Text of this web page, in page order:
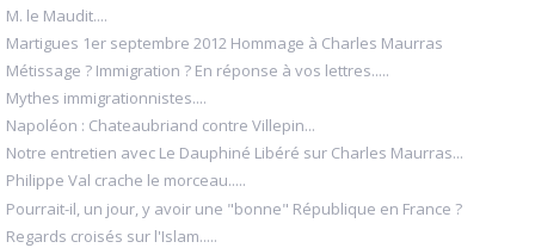
M. le Maudit....
Martigues 1er septembre 2012 Hommage à Charles Maurras
Métissage ? Immigration ? En réponse à vos lettres.....
Mythes immigrationnistes....
Napoléon : Chateaubriand contre Villepin...
Notre entretien avec Le Dauphiné Libéré sur Charles Maurras...
Philippe Val crache le morceau.....
Pourrait-il, un jour, y avoir une "bonne" République en France ?
Regards croisés sur l'Islam.....